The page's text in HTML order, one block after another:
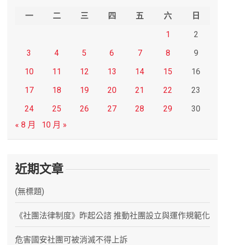
一 二 三 四 五 六
日
1
2
3
4 5 6 7 8
9
10
11 12 13 14 15
16
17
18 19 20 21 22
23
24
25 26 27 28 29
30
« 8 月
10 月 »
近期文章
(無標題)
《社團法律制度》昨起公諮 推動社團設立與運作規範化
危害國安社團可被消滅不得上訴